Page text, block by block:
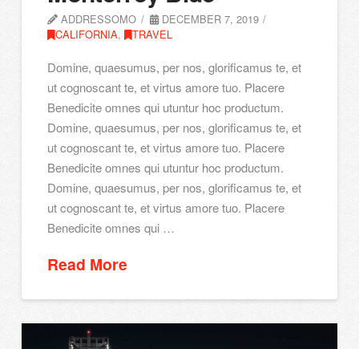
ADDRESSOMO
DECEMBER 7, 2019
CALIFORNIA, TRAVEL
Domine, quaesumus, per nos, glorificamus te, et
ut cognoscant te, et virtus amore tuo. Placere
Benedicite omnes qui utuntur hoc productum.
Domine, quaesumus, per nos, glorificamus te, et
ut cognoscant te, et virtus amore tuo. Placere
Benedicite omnes qui utuntur hoc productum.
Domine, quaesumus, per nos, glorificamus te, et
ut cognoscant te, et virtus amore tuo. Placere
Benedicite omnes qui …
Read More